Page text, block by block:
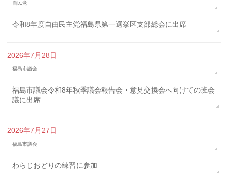
自民党
令和8年度自由民主党福島県第一選挙区支部総会に出席
2026年7月28日
福島市議会
福島市議会令和8年秋季議会報告会・意見交換会へ向けての班会
議に出席
2026年7月27日
福島市議会
わらじおどりの練習に参加